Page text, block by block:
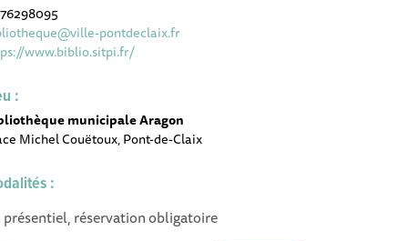
pontdeclaix.fr
www.biblio.sitpi.fr/
:
municipale Aragon
Michel Couëtoux, Pont-de-Claix
:
présentiel, réservation obligatoire